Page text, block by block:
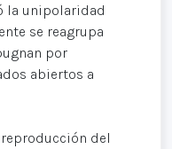
la unipolaridad
se reagrupa
por
abiertos a
del